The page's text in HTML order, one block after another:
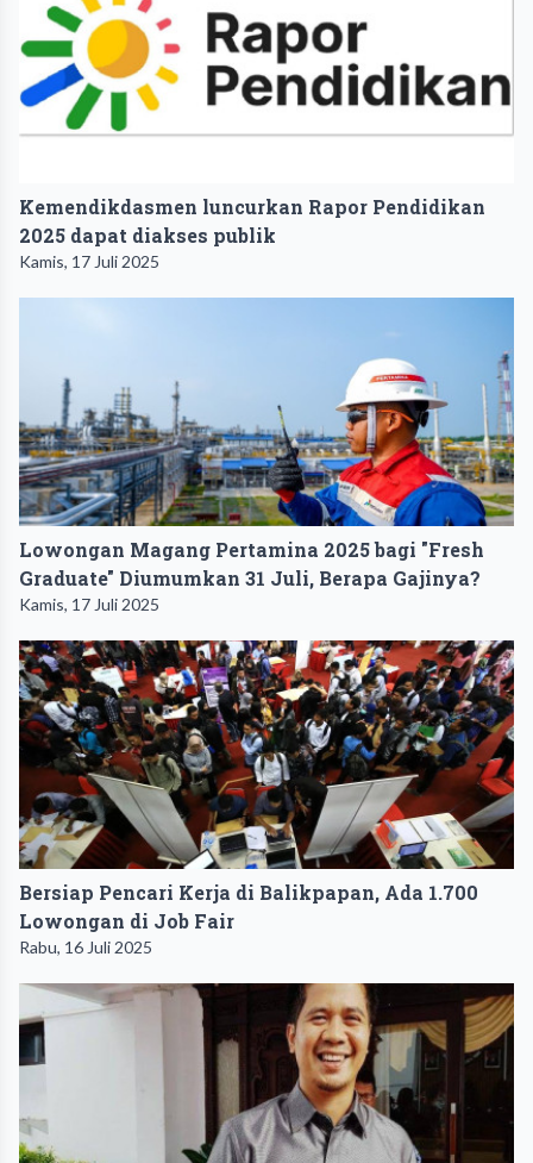
Kemendikdasmen luncurkan Rapor Pendidikan
2025 dapat diakses publik
Kamis, 17 Juli 2025
Lowongan Magang Pertamina 2025 bagi "Fresh
Graduate" Diumumkan 31 Juli, Berapa Gajinya?
Kamis, 17 Juli 2025
Bersiap Pencari Kerja di Balikpapan, Ada 1.700
Lowongan di Job Fair
Rabu, 16 Juli 2025